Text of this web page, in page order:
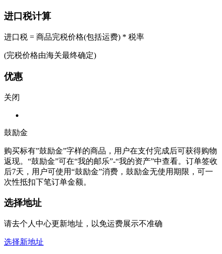
进口税计算
进口税 = 商品完税价格(包括运费) * 税率
(完税价格由海关最终确定)
优惠
关闭
鼓励金
购买标有”鼓励金”字样的商品，用户在支付完成后可获得购物
返现。“鼓励金”可在“我的邮乐”-“我的资产”中查看。订单签收
后7天，用户可使用“鼓励金”消费，鼓励金无使用期限，可一
次性抵扣下笔订单金额。
选择地址
请去个人中心更新地址，以免运费展示不准确
选择新地址